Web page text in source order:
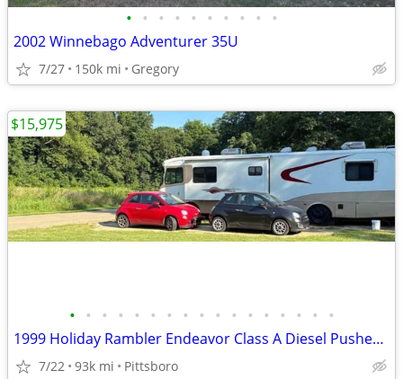
• • • • • • • • • •
2002 Winnebago Adventurer 35U
7/27 150k mi Gregory
• • • • • • • • • • • • • • • • •
1999 Holiday Rambler Endeavor Class A Diesel Pusher loaded RV
7/22 93k mi Pittsboro
$15,975